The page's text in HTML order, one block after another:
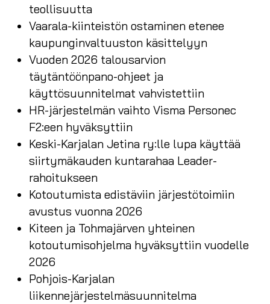
teollisuutta
Vaarala-kiinteistön ostaminen etenee
kaupunginvaltuuston käsittelyyn
Vuoden 2026 talousarvion
täytäntöönpano-ohjeet ja
käyttösuunnitelmat vahvistettiin
HR-järjestelmän vaihto Visma Personec
F2:een hyväksyttiin
Keski-Karjalan Jetina ry:lle lupa käyttää
siirtymäkauden kuntarahaa Leader-
rahoitukseen
Kotoutumista edistäviin järjestötoimiin
avustus vuonna 2026
Kiteen ja Tohmajärven yhteinen
kotoutumisohjelma hyväksyttiin vuodelle
2026
Pohjois-Karjalan
liikennejärjestelmäsuunnitelma